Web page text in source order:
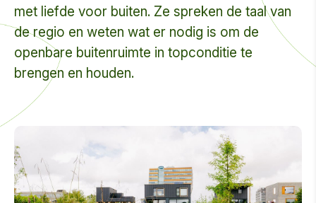
met liefde voor buiten. Ze spreken de taal van
de regio en weten wat er nodig is om de
openbare buitenruimte in topconditie te
brengen en houden.